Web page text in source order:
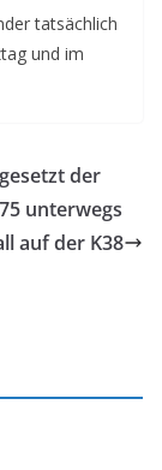
tatsächlich
und im
der
unterwegs
auf der K38